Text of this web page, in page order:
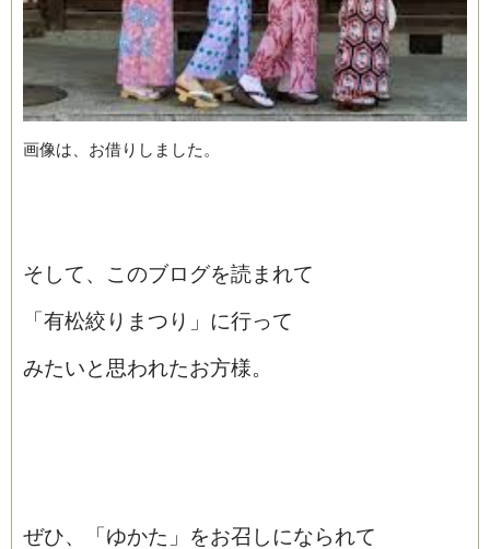
画像は、お借りしました。
そして、このブログを読まれて
「有松絞りまつり」に行って
みたいと思われたお方様。
ぜひ、「ゆかた」をお召しになられて